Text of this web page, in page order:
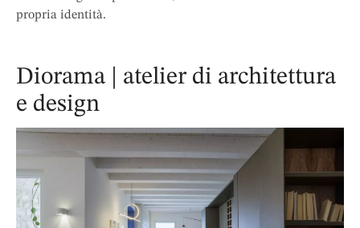
propria identità.
Diorama | atelier di architettura
e design